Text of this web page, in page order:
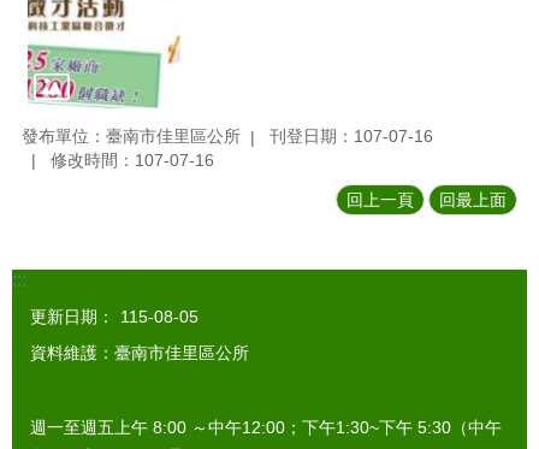
發布單位：臺南市佳里區公所
刊登日期：107-07-16
修改時間：107-07-16
回上一頁 回最上面
:::
更新日期：
115-08-05
資料維護：臺南市佳里區公所
週一至週五上午 8:00 ～中午12:00；下午1:30~下午 5:30（中午